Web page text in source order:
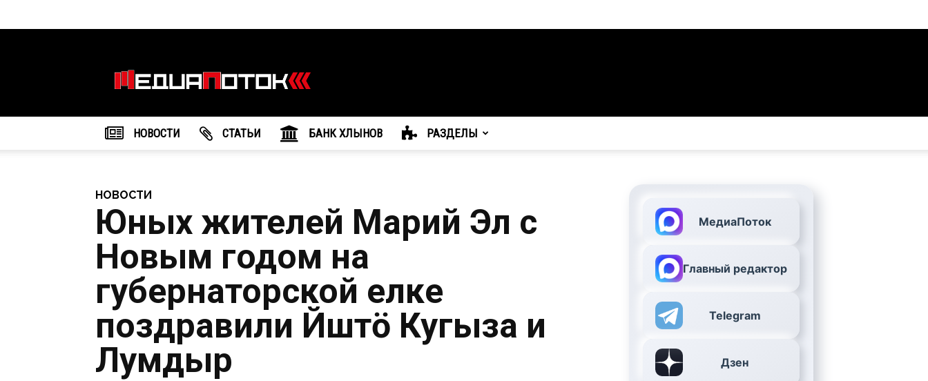
агентство
"МедиаПоток"
НОВОСТИ CТАТЬИ БАНК ХЛЫНОВ РАЗДЕЛЫ
НОВОСТИ
Юных жителей Марий Эл с
Новым годом на
губернаторской елке
поздравили Йӱштӧ Кугыза и
Лумӱдыр
МедиаПоток
Главный редактор
Telegram
Дзен